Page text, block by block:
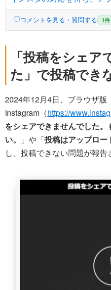
コメントを見る・質問する 1件
「投稿をシェア
た」で投稿でき
2024年12月4日、ブラウザ版
Instagram（https://
をシェアできませんでした
い。
」や「投稿はアップロー
し、投稿できない問題が報告